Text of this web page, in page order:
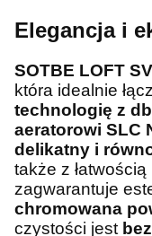
Elegancja i
SOTBE LOFT
która idealnie
technologię z
aeratorowi SLC
delikatny i
także z
zagwarantuje
chromowana
czystości jest